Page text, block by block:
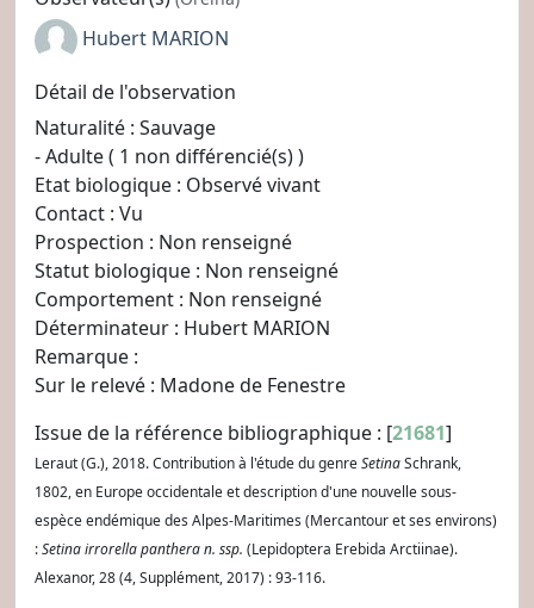
Hubert MARION
Détail de l'observation
Naturalité : Sauvage
- Adulte ( 1 non différencié(s) )
Etat biologique : Observé vivant
Contact : Vu
Prospection : Non renseigné
Statut biologique : Non renseigné
Comportement : Non renseigné
Déterminateur : Hubert MARION
Remarque :
Sur le relevé : Madone de Fenestre
Issue de la référence bibliographique : [21681]
Leraut (G.), 2018. Contribution à l'étude du genreSetinaSchrank,
1802, en Europe occidentale et description d'une nouvelle sous-
espèce endémique des Alpes-Maritimes (Mercantour et ses environs)
:Setina irrorella panthera n. ssp. (Lepidoptera Erebida Arctiinae).
Alexanor, 28 (4, Supplément, 2017) : 93-116.